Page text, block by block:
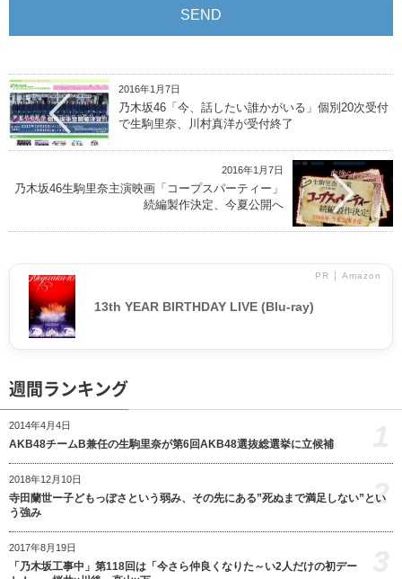
2016年1月7日
乃木坂46「今、話したい誰かがいる」個別20次受付
で生駒里奈、川村真洋が受付終了
2016年1月7日
乃木坂46生駒里奈主演映画「コープスパーティー」
続編製作決定、今夏公開へ
PR │ Amazon
13th YEAR BIRTHDAY LIVE (Blu-ray)
週間ランキング
2014年4月4日
AKB48チームB兼任の生駒里奈が第6回AKB48選抜総選挙に立候補
2018年12月10日
寺田蘭世ー子どもっぽさという弱み、その先にある”死ぬまで満足しない”とい
う強み
2
2017年8月19日
「乃木坂工事中」第118回は「今さら仲良くなりた～い2人だけの初デー